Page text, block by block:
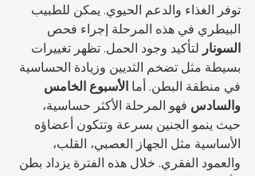
توفر الغذاء والدعم الحيوي. يمكن للطبيب
البيطري في هذه المرحلة إجراء فحص
السونار لتأكيد وجود الحمل. تظهر تغييرات
بسيطة مثل تضخم الثديين وزيادة الحساسية
في منطقة البطن. أما الأسبوع الخامس
والسادس فهو المرحلة الأكثر حساسية،
حيث ينمو الجنين بسرعة وتتكون أعضاؤه
الأساسية مثل الجهاز العصبي، القلب،
والعمود الفقري. خلال هذه الفترة يزداد بطن